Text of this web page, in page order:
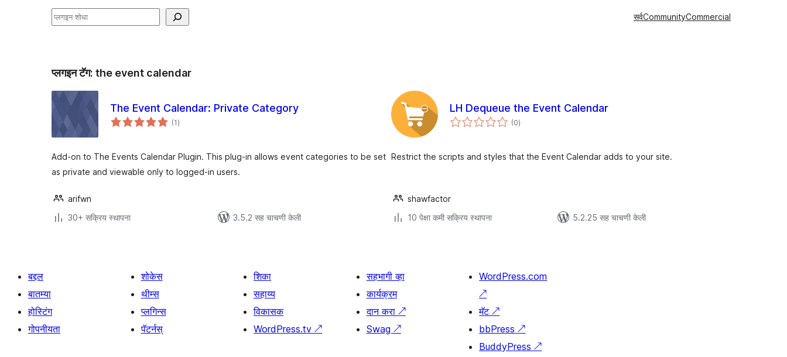
शोधा सर्वCommunityCommercial
प्लगइन टॅग: the event calendar
The Event Calendar: Private Category
(1एकूण
मूल्यांकन
)
Add-on to The Events Calendar Plugin. This plug-in allows event categories to be set
as private and viewable only to logged-in users.
arifwn
30+ सक्रिय स्थापना
3.5.2 सह चाचणी केली
LH Dequeue the Event Calendar
(0एकूण
मूल्यांकन
)
Restrict the scripts and styles that the Event Calendar adds to your site.
shawfactor
10 पेक्षा कमी सक्रिय स्थापना
5.2.25 सह चाचणी केली
बद्दल
बातम्या
होस्टिंग
गोपनीयता
शोकेस
थीम्स
प्लगिन्स
पॅटर्नस्
शिका
सहाय्य
विकासक
WordPress.tv↗
सहभागी व्हा
कार्यक्रम
दान करा ↗
Swag ↗
WordPress.com
↗
मॅट↗
bbPress↗
BuddyPress↗